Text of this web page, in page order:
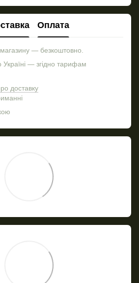
Оплата
— безкоштовно.
— згідно тарифам
доставку